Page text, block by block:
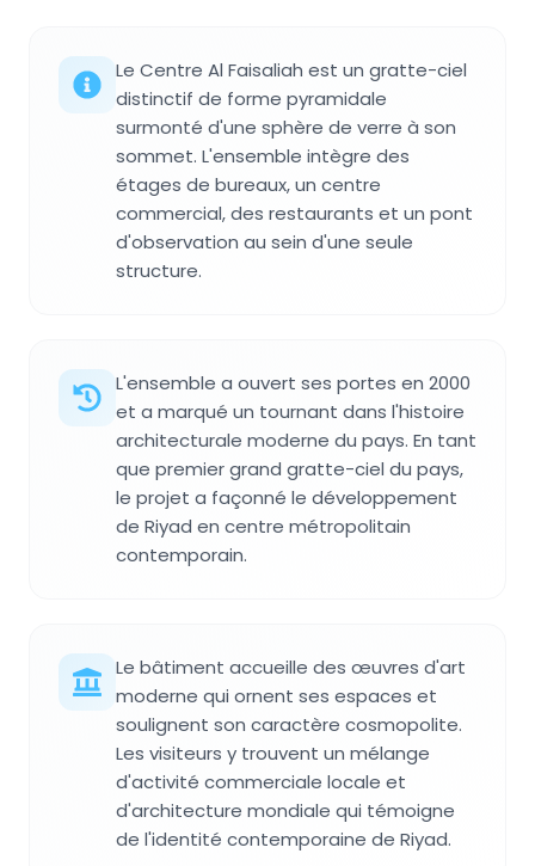
Le Centre Al Faisaliah est un gratte-ciel
distinctif de forme pyramidale
surmonté d'une sphère de verre à son
sommet. L'ensemble intègre des
étages de bureaux, un centre
commercial, des restaurants et un pont
d'observation au sein d'une seule
structure.
L'ensemble a ouvert ses portes en 2000
et a marqué un tournant dans l'histoire
architecturale moderne du pays. En tant
que premier grand gratte-ciel du pays,
le projet a façonné le développement
de Riyad en centre métropolitain
contemporain.
Le bâtiment accueille des œuvres d'art
moderne qui ornent ses espaces et
soulignent son caractère cosmopolite.
Les visiteurs y trouvent un mélange
d'activité commerciale locale et
d'architecture mondiale qui témoigne
de l'identité contemporaine de Riyad.